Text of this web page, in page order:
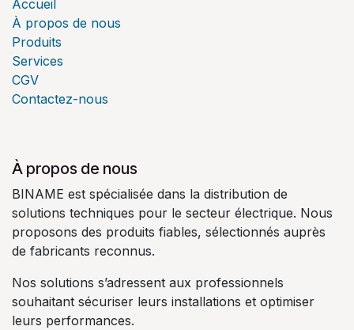
Accueil
À propos de nous
Produits
Services
CGV
Contactez-nous
À propos de nous
BINAME est spécialisée dans la distribution de
solutions techniques pour le secteur électrique. Nous
proposons des produits fiables, sélectionnés auprès
de fabricants reconnus.
Nos solutions s’adressent aux professionnels
souhaitant sécuriser leurs installations et optimiser
leurs performances.